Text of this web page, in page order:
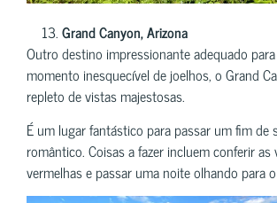
Grand Canyon, Arizona
Outro destino impressionante adequado
momento inesquecível de joelhos, o Grand
repleto de vistas majestosas.
É um lugar fantástico para passar um fim de
romântico. Coisas a fazer incluem conferir
vermelhas e passar uma noite olhando para